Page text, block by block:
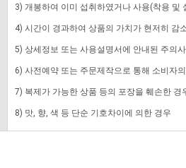
3) 개봉하여 이미 섭취하였거나 사용(착용 및
4) 시간이 경과하여 상품의 가치가 현저히 감
5) 상세정보 또는 사용설명서에 안내된 주의
6) 사전예약 또는 주문제작으로 통해 소비자
7) 복제가 가능한 상품 등의 포장을 훼손한 경
8) 맛, 향, 색 등 단순 기호차이에 의한 경우